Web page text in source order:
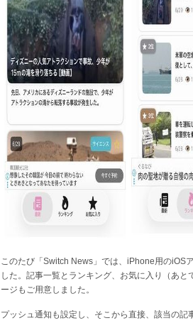
このたび「Switch News」では、iPhone用のiOS
した。記事一覧とランキング、お気に入り（あと
ージもご用意しました。
プッシュ通知も設定し、そこから直接、該当の記